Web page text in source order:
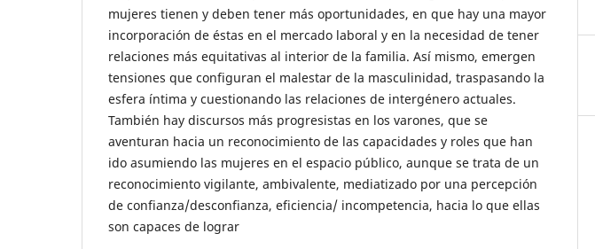
mujeres tienen y deben tener más oportunidades, en que hay una mayor
incorporación de éstas en el mercado laboral y en la necesidad de tener
relaciones más equitativas al interior de la familia. Así mismo, emergen
tensiones que configuran el malestar de la masculinidad, traspasando la
esfera íntima y cuestionando las relaciones de intergénero actuales.
También hay discursos más progresistas en los varones, que se
aventuran hacia un reconocimiento de las capacidades y roles que han
ido asumiendo las mujeres en el espacio público, aunque se trata de un
reconocimiento vigilante, ambivalente, mediatizado por una percepción
de confianza/desconfianza, eficiencia/ incompetencia, hacia lo que ellas
son capaces de lograr